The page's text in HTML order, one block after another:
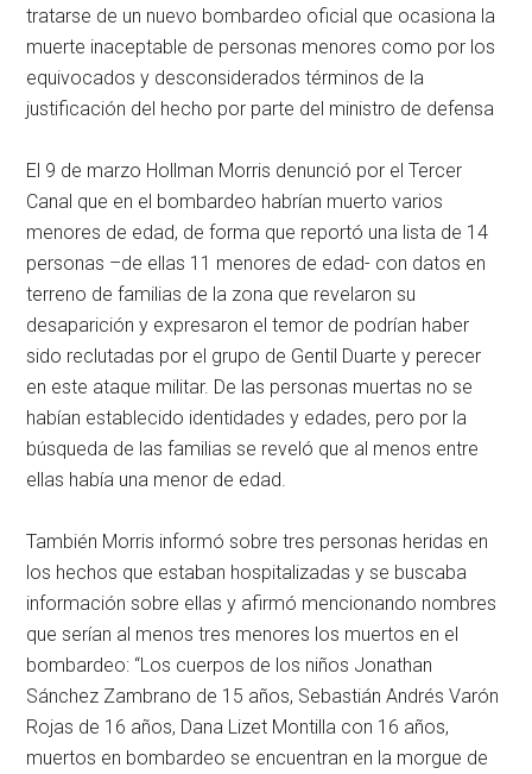
tratarse de un nuevo bombardeo oficial que ocasiona la
muerte inaceptable de personas menores como por los
equivocados y desconsiderados términos de la
justificación del hecho por parte del ministro de defensa
El 9 de marzo Hollman Morris denunció por el Tercer
Canal que en el bombardeo habrían muerto varios
menores de edad, de forma que reportó una lista de 14
personas –de ellas 11 menores de edad- con datos en
terreno de familias de la zona que revelaron su
desaparición y expresaron el temor de podrían haber
sido reclutadas por el grupo de Gentil Duarte y perecer
en este ataque militar. De las personas muertas no se
habían establecido identidades y edades, pero por la
búsqueda de las familias se reveló que al menos entre
ellas había una menor de edad.
También Morris informó sobre tres personas heridas en
los hechos que estaban hospitalizadas y se buscaba
información sobre ellas y afirmó mencionando nombres
que serían al menos tres menores los muertos en el
bombardeo: “Los cuerpos de los niños Jonathan
Sánchez Zambrano de 15 años, Sebastián Andrés Varón
Rojas de 16 años, Dana Lizet Montilla con 16 años,
muertos en bombardeo se encuentran en la morgue de